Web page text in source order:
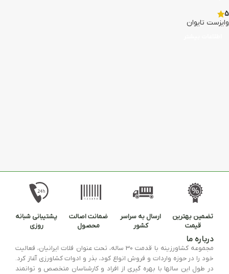
5
وایزست تایوان
تضمین بهترین
قیمت
ارسال به سراسر
کشور
ضمانت اصالت
محصول
پشتیبانی شبانه
روزی
درباره ما
مجموعه کشاورزینه با قدمت 30 ساله، تحت عنوان فلات ایرانیان، فعالیت
خود را در حوزه واردات و فروش انواع کود، بذر و ادوات کشاورزی آغاز کرد.
در طول این سالها با بهره گیری از افراد و کارشناسان متخصص و توانمند